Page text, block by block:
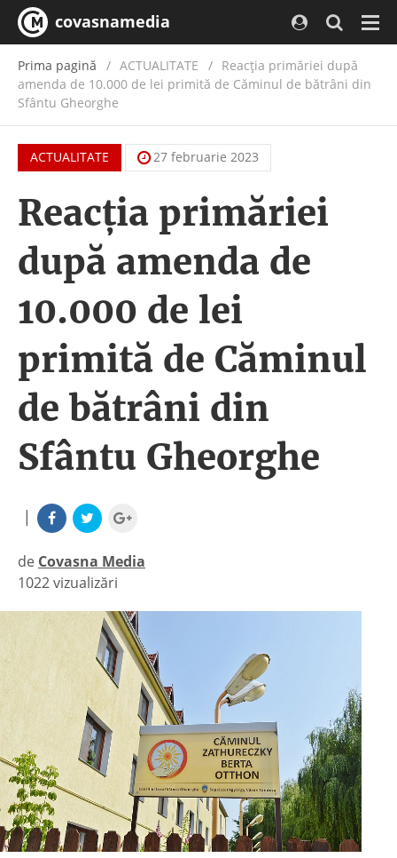
covasnamedia
Prima pagină ACTUALITATE / Reacția primăriei după
amenda de 10.000 de lei primită de Căminul de bătrâni din
Sfântu Gheorghe
ACTUALITATE 27 februarie 2023
Reacția primăriei
după amenda de
10.000 de lei
primită de Căminul
de bătrâni din
Sfântu Gheorghe
|
de Covasna Media
|
1022 vizualizări